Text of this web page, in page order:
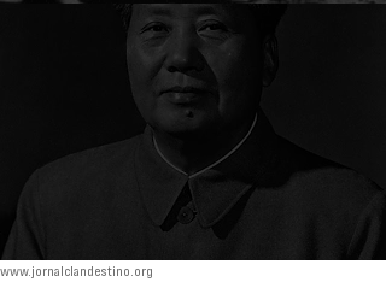
www.jornalclandestino.org